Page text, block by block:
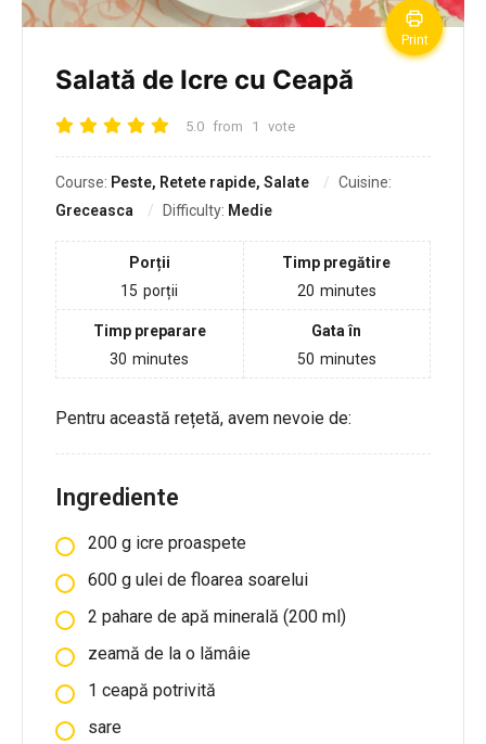
Print
Salată de Icre cu Ceapă
5.0 from 1 vote
Course: Peste, Retete rapide, Salate
Cuisine:
Greceasca
Difficulty: Medie
Porții
15 porții
Timp pregătire
20 minutes
Timp preparare
30 minutes
Gata în
50 minutes
Pentru această rețetă, avem nevoie de:
Ingrediente
200 g icre proaspete
600 g ulei de floarea soarelui
2 pahare de apă minerală (200 ml)
zeamă de la o lămâie
1 ceapă potrivită
sare